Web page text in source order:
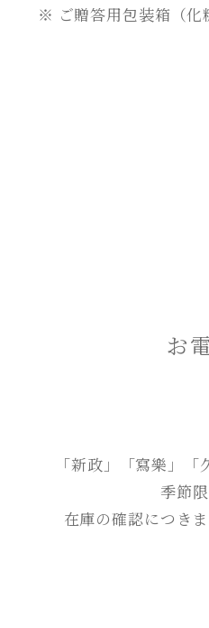
※ ご贈答用包装箱（化
お
「新政」「寫樂」
季節
在庫の確認につき